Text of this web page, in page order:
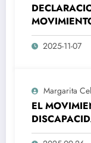
COLOMBIA
ALC-UE-
2025-11-07
Margarita
EL
SE